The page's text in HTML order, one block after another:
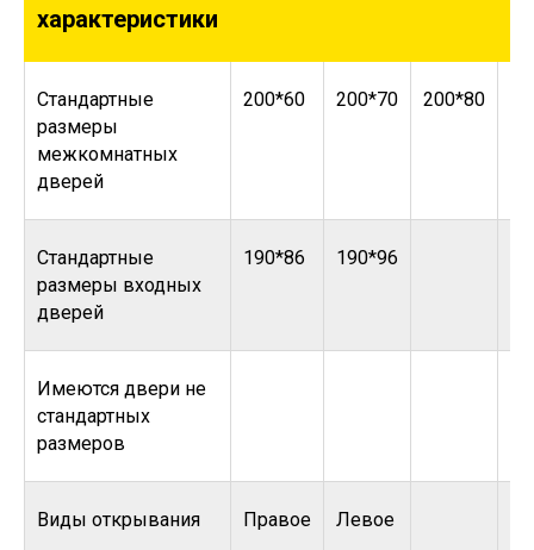
характеристики
Стандартные
размеры
межкомнатных
дверей
200*60 200*70 200*80
Стандартные
размеры входных
дверей
190*86 190*96
Имеются двери не
стандартных
размеров
Виды открывания Правое Левое